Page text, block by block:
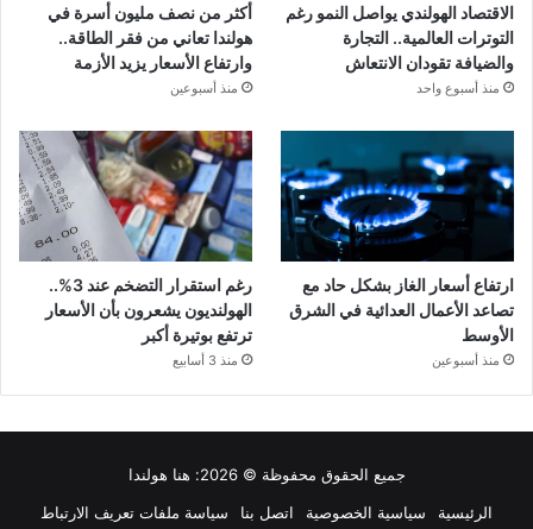
الاقتصاد الهولندي يواصل النمو رغم
التوترات العالمية.. التجارة
والضيافة تقودان الانتعاش
منذ أسبوع واحد
أكثر من نصف مليون أسرة في
هولندا تعاني من فقر الطاقة..
وارتفاع الأسعار يزيد الأزمة
منذ أسبوعين
ارتفاع أسعار الغاز بشكل حاد مع
تصاعد الأعمال العدائية في الشرق
الأوسط
منذ أسبوعين
رغم استقرار التضخم عند 3%..
الهولنديون يشعرون بأن الأسعار
ترتفع بوتيرة أكبر
منذ 3 أسابيع
جميع الحقوق محفوظة © 2026:
هنا هولندا
الرئيسية
سياسية الخصوصية اتصل بنا سياسة ملفات تعريف الارتباط